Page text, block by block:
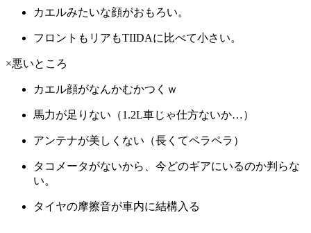
カエルみたいな顔がおもろい。
フロントもリアもTIIDAに比べて小さい。
×悪いところ
カエル顔がなんかむかつくｗ
馬力が足りない（1.2L車じゃ仕方ないか…）
アンテナが美しくない（長くてペラペラ）
タコメータがないから、今どのギアにいるのか判らな
い。
タイヤの摩擦音が車内に結構入る